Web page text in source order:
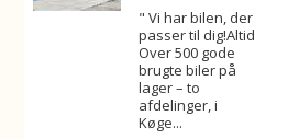
" Vi har bilen, der
passer til dig!Altid
Over 500 gode
brugte biler på
lager – to
afdelinger, i
Køge...